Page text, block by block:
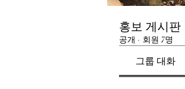
홍보 게시판
공개 · 회원 7명
그룹 대화